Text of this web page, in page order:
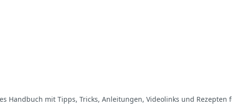
mit Tipps, Tricks, Anleitungen, Videolinks und Rezepten